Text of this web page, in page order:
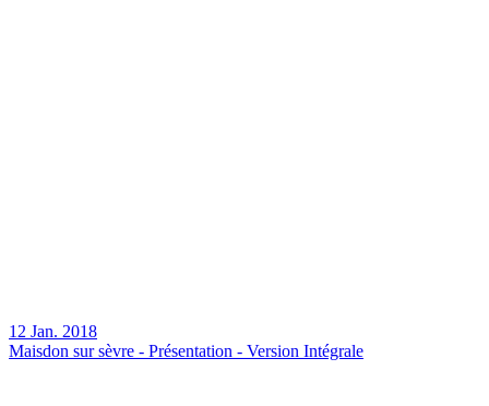
12 Jan. 2018
Maisdon sur sèvre - Présentation - Version Intégrale